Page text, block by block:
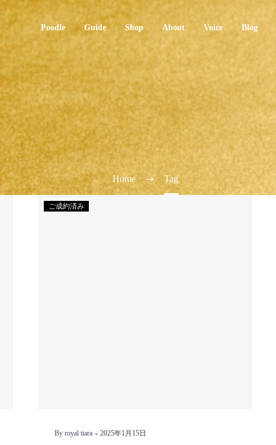
Poodle Guide Shop About Voice Blog
Home Tag
ご成約済み
By royal tiara - 2025年1月15日